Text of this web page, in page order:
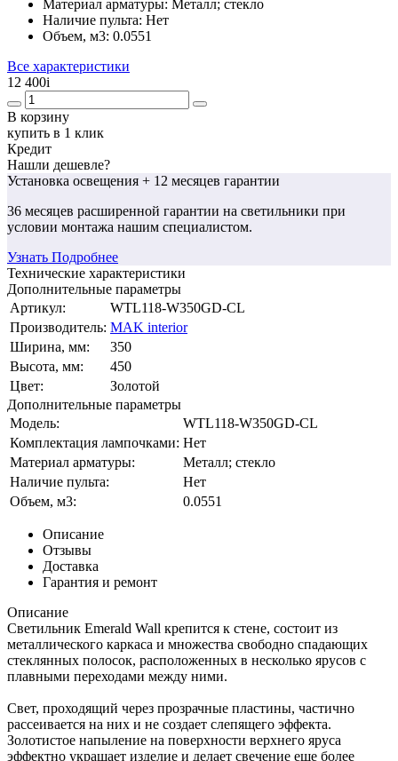
Материал арматуры: Металл; стекло
Наличие пульта: Нет
Объем, м3: 0.0551
Все характеристики
12 400i
В корзину
купить в 1 клик
Кредит
Нашли дешевле?
Установка освещения + 12 месяцев гарантии
36 месяцев расширенной гарантии на светильники при
условии монтажа нашим специалистом.
Узнать Подробнее
Технические характеристики
Дополнительные параметры
Артикул:
WTL118-W350GD-CL
Производитель: MAK interior
Ширина, мм:
350
Высота, мм:
450
Цвет:
Золотой
Дополнительные параметры
Модель:
WTL118-W350GD-CL
Комплектация лампочками: Нет
Материал арматуры:
Металл; стекло
Наличие пульта:
Нет
Объем, м3:
0.0551
Описание
Отзывы
Доставка
Гарантия и ремонт
Описание
Светильник Emerald Wall крепится к стене, состоит из
металлического каркаса и множества свободно спадающих
стеклянных полосок, расположенных в несколько ярусов с
плавными переходами между ними.
Свет, проходящий через прозрачные пластины, частично
рассеивается на них и не создает слепящего эффекта.
Золотистое напыление на поверхности верхнего яруса
эффектно украшает изделие и делает свечение еще более